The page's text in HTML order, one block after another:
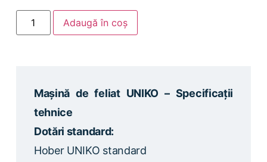
Adaugă în coș
Mașină de feliat UNIKO – Specificații
tehnice
Dotări standard:
Hober UNIKO standard